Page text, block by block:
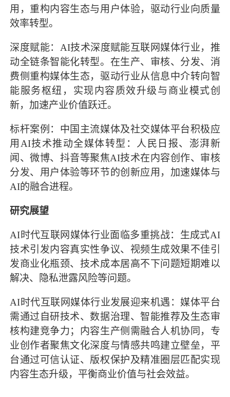
用，重构内容生态与用户体验，驱动行业向质量
效率转型。
深度赋能：AI技术深度赋能互联网媒体行业，推
动全链条智能化转型。在生产、审核、分发、消
费侧重构媒体生态，驱动行业从信息中介转向智
能服务枢纽，实现内容质效升级与商业模式创
新，加速产业价值跃迁。
标杆案例：中国主流媒体及社交媒体平台积极应
用AI技术推动全媒体转型：人民日报、澎湃新
闻、微博、抖音等聚焦AI技术在内容创作、审核
分发、用户体验等环节的创新应用，加速媒体与
AI的融合进程。
研究展望
AI时代互联网媒体行业面临多重挑战：生成式AI
技术引发内容真实性争议、视频生成效果不佳引
发商业化瓶颈、技术成本居高不下问题短期难以
解决、隐私泄露风险等问题。
AI时代互联网媒体行业发展迎来机遇：媒体平台
需通过自研技术、数据治理、智能推荐及生态审
核构建竞争力；内容生产侧需融合人机协同，专
业创作者聚焦文化深度与情感共鸣建立壁垒，平
台通过可信认证、版权保护及精准圈层匹配实现
内容生态升级，平衡商业价值与社会效益。